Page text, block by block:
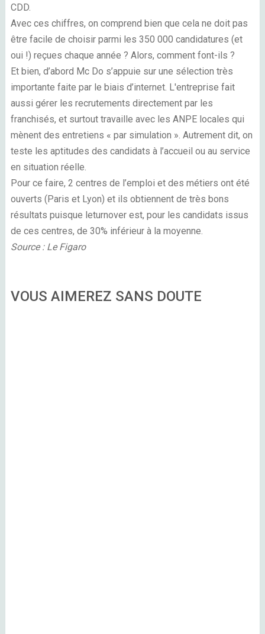
CDD.
Avec ces chiffres, on comprend bien que cela ne doit pas
être facile de choisir parmi les 350 000 candidatures (et
oui !) reçues chaque année ? Alors, comment font-ils ?
Et bien, d’abord Mc Do s’appuie sur une sélection très
importante faite par le biais d’internet. L'entreprise fait
aussi gérer les recrutements directement par les
franchisés, et surtout travaille avec les ANPE locales qui
mènent des entretiens « par simulation ». Autrement dit, on
teste les aptitudes des candidats à l’accueil ou au service
en situation réelle.
Pour ce faire, 2 centres de l’emploi et des métiers ont été
ouverts (Paris et Lyon) et ils obtiennent de très bons
résultats puisque leturnover est, pour les candidats issus
de ces centres, de 30% inférieur à la moyenne.
Source : Le Figaro
VOUS AIMEREZ SANS DOUTE